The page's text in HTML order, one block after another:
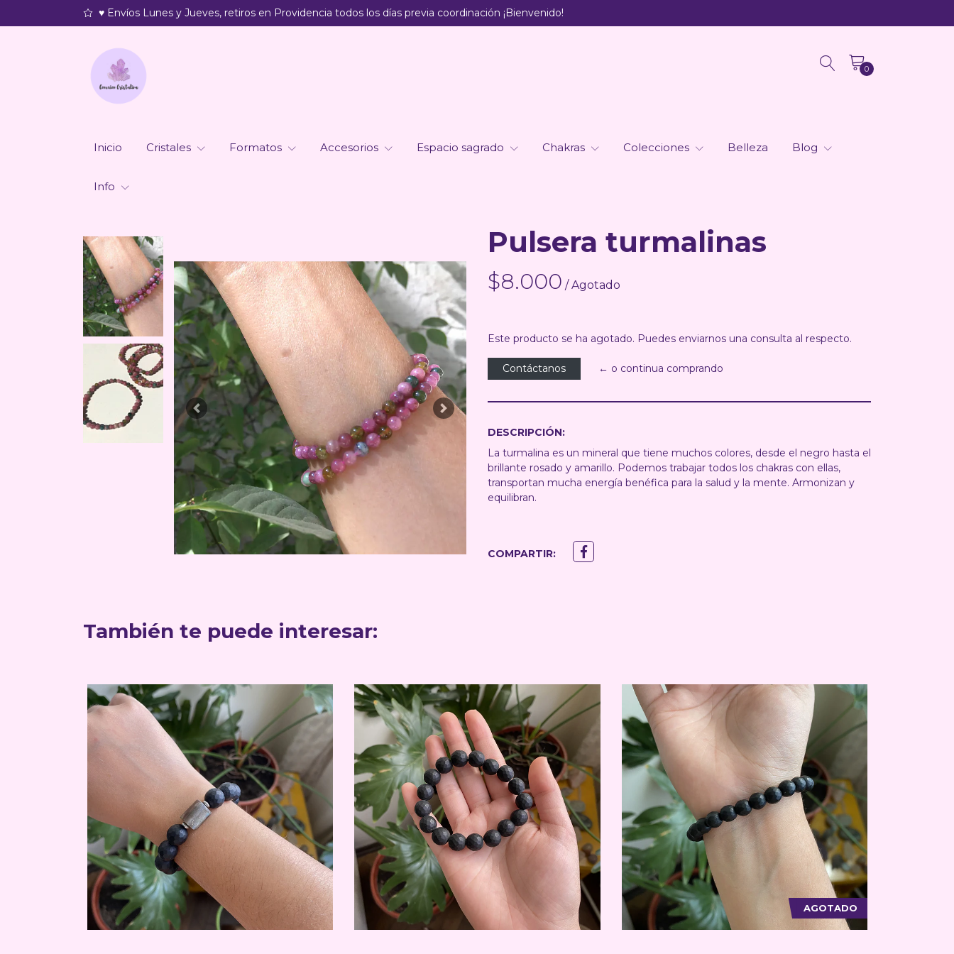
♥ Envíos Lunes y Jueves, retiros en Providencia todos los días previa coordinación ¡Bienvenido!
0
Inicio Cristales Formatos Accesorios Espacio sagrado Chakras Colecciones Belleza Blog
Info
Previous Next
Pulsera turmalinas
$8.000 / Agotado
Este producto se ha agotado. Puedes enviarnos una consulta al respecto.
Contáctanos ← o continua comprando
DESCRIPCIÓN:
La turmalina es un mineral que tiene muchos colores, desde el negro hasta el
brillante rosado y amarillo. Podemos trabajar todos los chakras con ellas,
transportan mucha energía benéfica para la salud y la mente. Armonizan y
equilibran.
COMPARTIR:
También te puede interesar:
AGOTADO